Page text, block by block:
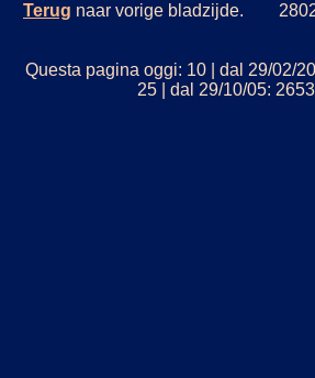
Terug naar vorige bladzijde.
Questa pagina oggi: 10 | dal 29/02/
25 | dal 29/10/05: